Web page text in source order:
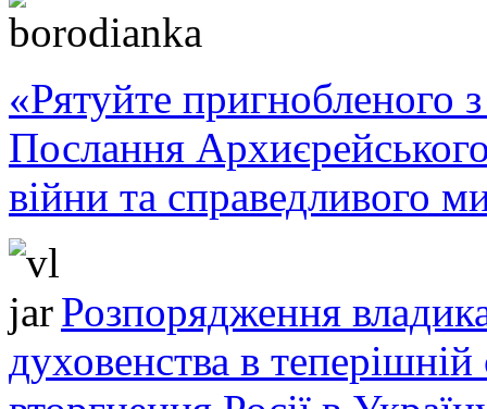
«Рятуйте пригнобленого
Послання
війни та справедливого
Розпорядження
духовенства в теперішній